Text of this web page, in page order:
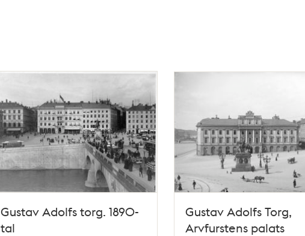
Gustav Adolfs torg. 1890-
tal
Gustav Adolfs Torg,
Arvfurstens palats